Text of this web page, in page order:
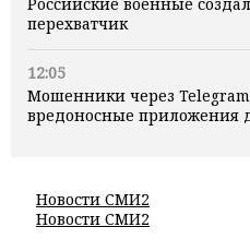
Российские военные
перехватчик
12:05
Мошенники через
вредоносные приложения
Новости СМИ2
Новости СМИ2